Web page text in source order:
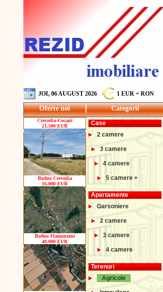
JOI, 06 AUGUST 2026 1 EUR = RON
Oferte noi Categorii
Crevedia-Cocani
21.500 EUR
Buftea Crevedia
16.000 EUR
Buftea Flamanzeni
48.000 EUR
Case
2 camere
3 camere
4 camere
5 camere +
Apartamente
Garsoniere
2 camere
3 camere
4 camere
Terenuri
Agricole